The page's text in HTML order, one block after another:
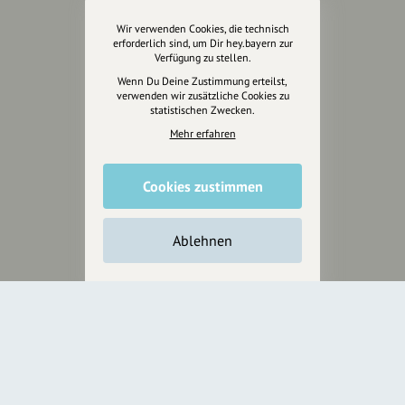
Jetzt unterstützen
Wir können leider keine
Spendenquittung ausstellen.
Wir verwenden Cookies, die technisch
erforderlich sind, um Dir hey.bayern zur
Verfügung zu stellen.
Wenn Du Deine Zustimmung erteilst,
verwenden wir zusätzliche Cookies zu
statistischen Zwecken.
Mehr erfahren
Cookies zustimmen
Ablehnen